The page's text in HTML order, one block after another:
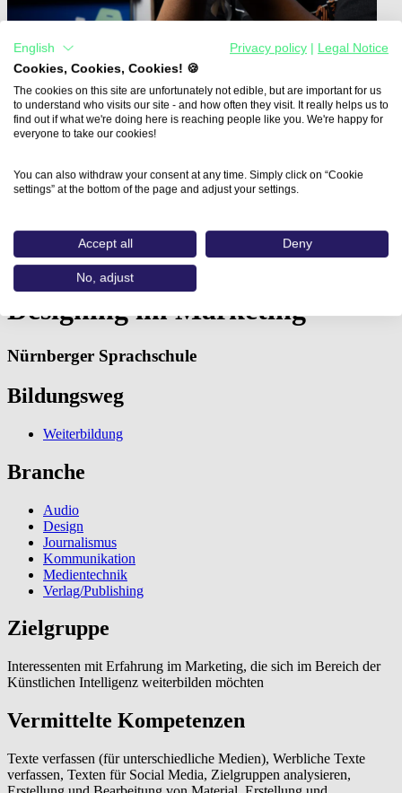
Home
KI-Masterclass Prompt-Designing im Marketing…
KI-Masterclass Prompt-
Designing im Marketing
Nürnberger Sprachschule
Bildungsweg
Weiterbildung
Branche
Audio
Design
Journalismus
Kommunikation
Medientechnik
Verlag/Publishing
Zielgruppe
Interessenten mit Erfahrung im Marketing, die sich im Bereich der
Künstlichen Intelligenz weiterbilden möchten
Vermittelte Kompetenzen
Texte verfassen (für unterschiedliche Medien), Werbliche Texte
verfassen, Texten für Social Media, Zielgruppen analysieren,
English Privacy policy
Legal Notice
Cookies, Cookies, Cookies! 🍪
The cookies on this site are unfortunately not edible, but are important for us
to understand who visits our site - and how often they visit. It really helps us to
find out if what we're doing here is reaching people like you. We're happy for
everyone to take our cookies!
You can also withdraw your consent at any time. Simply click on “Cookie
settings” at the bottom of the page and adjust your settings.
Accept all Deny
No, adjust